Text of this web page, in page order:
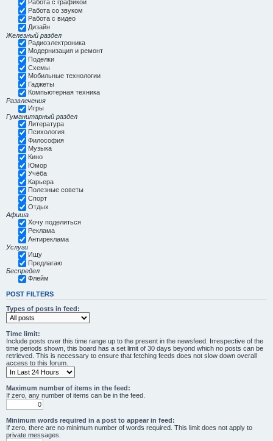
Работа с графикой
Работа со звуком
Работа с видео
Дизайн
Железный раздел
Радиоэлектроника
Модернизация и ремонт
Поделки
Схемы
Мобильные технологии
Гаджеты
Компьютерная техника
Развлечения
Игры
Гуманитарный раздел
Литература
Психология
Философия
Музыка
Кино
Юмор
Учёба
Карьера
Полезные советы
Спорт
Отдых
Афиша
Хочу поделиться
Реклама
Антиреклама
Услуги
Ищу
Предлагаю
Беспредел
Флейм
POST FILTERS
Types of posts in feed:
Time limit:
Include posts over this time range up to the present in the newsfeed. Irrespective of the
time periods shown, this board has a set limit of 30 days beyond which no posts can be
retrieved. This is necessary to ensure that fetching feeds does not slow down overall
access to this forum.
Maximum number of items in the feed:
If zero, any number of items can be in the feed.
Minimum words required in a post to appear in feed:
If zero, there are no minimum number of words required. This limit does not apply to
private messages.